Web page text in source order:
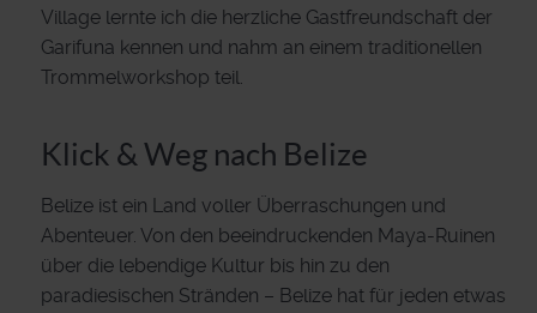
Village lernte ich die herzliche Gastfreundschaft der
Garifuna kennen und nahm an einem traditionellen
Trommelworkshop teil.
Klick & Weg nach Belize
Belize ist ein Land voller Überraschungen und
Abenteuer. Von den beeindruckenden Maya-Ruinen
über die lebendige Kultur bis hin zu den
paradiesischen Stränden – Belize hat für jeden etwas